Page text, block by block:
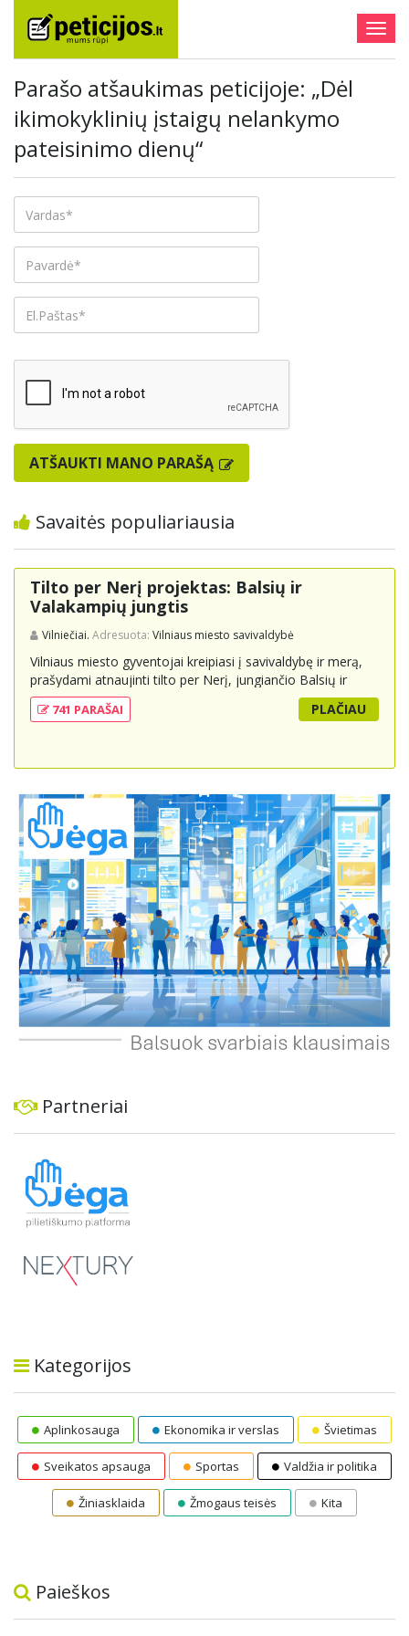
Parašo atšaukimas peticijoje: „Dėl
ikimokyklinių įstaigų nelankymo
pateisinimo dienų“
ATŠAUKTI MANO PARAŠĄ
Savaitės populiariausia
Tilto per Nerį projektas: Balsių ir
Valakampių jungtis
Vilniečiai. Adresuota: Vilniaus miesto savivaldybė
Vilniaus miesto gyventojai kreipiasi į savivaldybę ir merą,
prašydami atnaujinti tilto per Nerį, jungiančio Balsių ir
Valakampių kryptis, projektą ir įtraukti jį į miesto
strateginius susisiekimo planus. Šis tiltas ne tik padėtų
suteikdamas daugiau susisiekimo galimybių tiek
dviratininkams. Gyventojai ragina atlikti techninę,
ekonominę ir transporto analizę, organizuoti viešas
konsultacijas ir integruoti projektą į ilgalaikius miesto
planus, siekiant užtikrinti transporto sistemos patikimumą
ir prisitaikymą prie sparčiai augančio miesto poreikių.
741 PARAŠAI PLAČIAU
Partneriai
Kategorijos
Aplinkosauga Ekonomika ir verslas Švietimas
Sveikatos apsauga Sportas Valdžia ir politika
Žiniasklaida Žmogaus teisės Kita
Paieškos